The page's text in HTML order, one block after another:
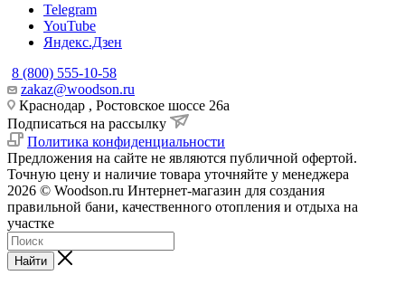
Telegram
YouTube
Яндекс.Дзен
8 (800) 555-10-58
zakaz@woodson.ru
Краснодар , Ростовское шоссе 26а
Подписаться на рассылку
Политика конфиденциальности
Предложения на сайте не являются публичной офертой.
Точную цену и наличие товара уточняйте у менеджера
2026 © Woodson.ru Интернет-магазин для создания
правильной бани, качественного отопления и отдыха на
участке
Найти